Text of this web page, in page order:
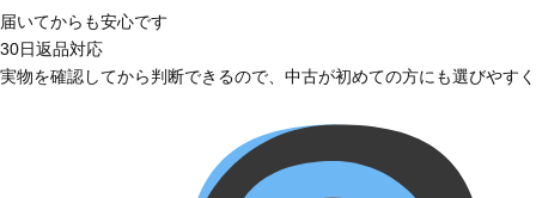
届いてからも安心です
30日返品対応
実物を確認してから判断できるので、中古が初めての方にも選びやす